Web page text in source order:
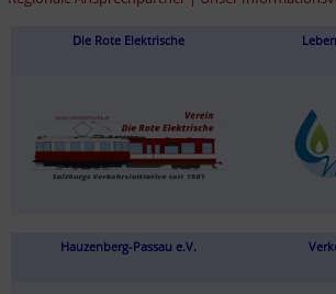
Die Rote Elektrische
Hauzenberg-Passau e.V.